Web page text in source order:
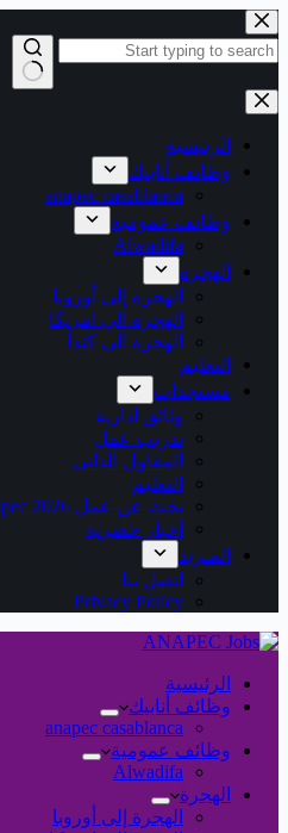
التجاوز
إلى
المحتوى
نتائج
الرئيسية
وظائف أنابيك
anapec casablanca
وظائف عمومية
Alwadifa
الهجرة
الهجرة إلى أوروبا
الهجرة الى امريكا
الهجرة الى كندا
التعليم
مستجدات
وثائق ادارية
تدريب عمل
المقاول الذاتي
التعليم
بحث عن عمل 2026 anapec
أخبار حصرية
المـزيد
اتصل بنا
Privacy Policy
الرئيسية
وظائف أنابيك
anapec casablanca
وظائف عمومية
Alwadifa
الهجرة
الهجرة إلى أوروبا